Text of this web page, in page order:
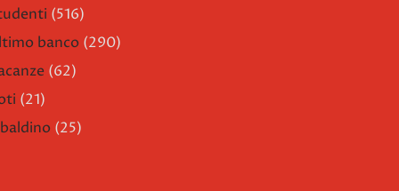
(516)
banco (290)
(62)
(21)
(25)